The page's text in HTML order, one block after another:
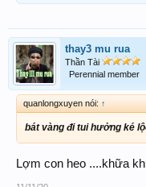
thay3 mu rua
Thần Tài
Perennial member
quanlongxuyen nói: ↑
bát vàng đi tui hưởng ké
Lợm con heo ....khữa